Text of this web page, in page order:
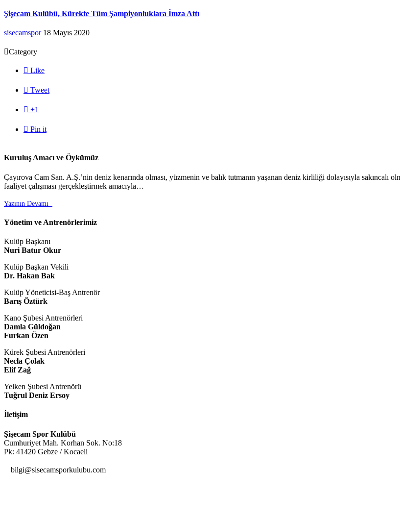
Şişecam Kulübü, Kürekte Tüm Şampiyonluklara İmza Attı
sisecamspor 18 Mayıs 2020
Category
 Like
 Tweet
 +1
 Pin it
Kuruluş Amacı ve Öykümüz
Çayırova Cam San. A.Ş.’nin deniz kenarında olması, yüzmenin ve balık tutmanın yaşanan deniz kirliliği dolayısıyla sakıncalı
faaliyet çalışması gerçekleştirmek amacıyla…
Yazının Devamı
Yönetim ve Antrenörlerimiz
Kulüp Başkanı
Nuri Batur Okur
Kulüp Başkan Vekili
Dr. Hakan Bak
Kulüp Yöneticisi-Baş Antrenör
Barış Öztürk
Kano Şubesi Antrenörleri
Damla Güldoğan
Furkan Özen
Kürek Şubesi Antrenörleri
Necla Çolak
Elif Zağ
Yelken Şubesi Antrenörü
Tuğrul Deniz Ersoy
İletişim
Şişecam Spor Kulübü
Cumhuriyet Mah. Korhan Sok. No:18
Pk: 41420 Gebze / Kocaeli
bilgi@sisecamsporkulubu.com